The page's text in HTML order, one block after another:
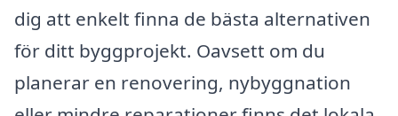
dig att enkelt finna de bästa alternativen
för ditt byggprojekt. Oavsett om du
planerar en renovering, nybyggnation